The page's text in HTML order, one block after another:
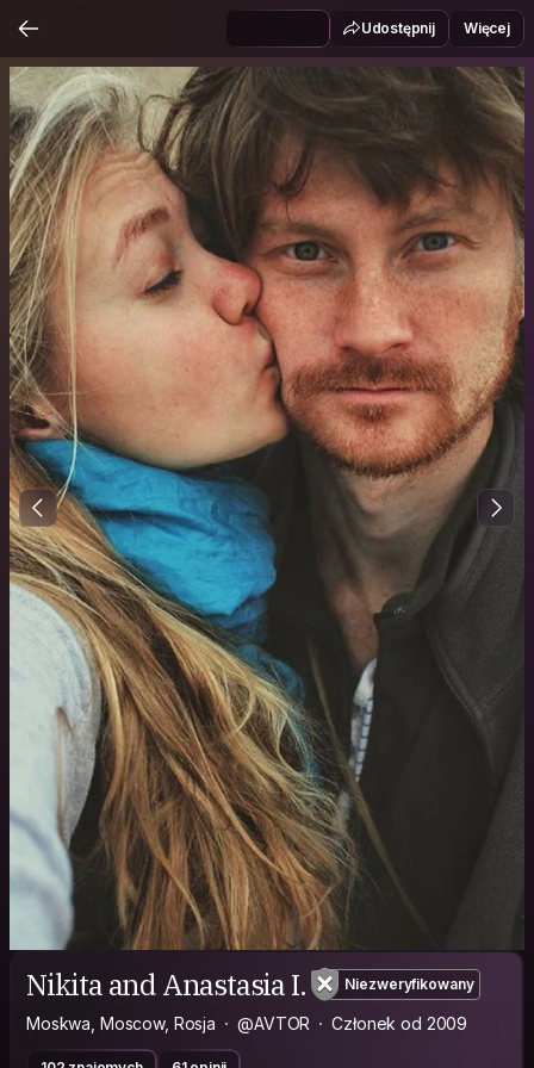
Udostępnij Więcej
Nikita and Anastasia I. Niezweryfikowany
Moskwa, Moscow, Rosja @AVTOR Członek od 2009